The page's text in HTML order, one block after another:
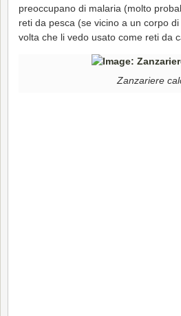
preoccupano di malaria (molto
reti da pesca (se vicino a un corpo
volta che li vedo usato come reti da
Zanzariere